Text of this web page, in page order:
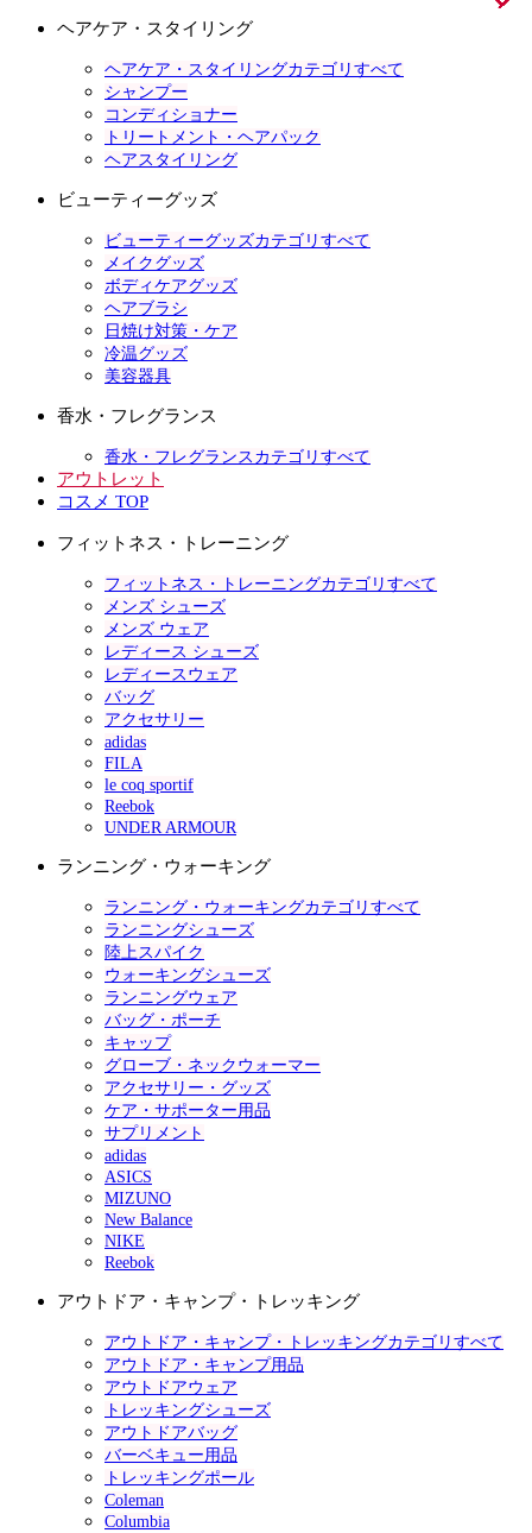
ヘアケア・スタイリング
ヘアケア・スタイリングカテゴリすべて
シャンプー
コンディショナー
トリートメント・ヘアパック
ヘアスタイリング
ビューティーグッズ
ビューティーグッズカテゴリすべて
メイクグッズ
ボディケアグッズ
ヘアブラシ
日焼け対策・ケア
冷温グッズ
美容器具
香水・フレグランス
香水・フレグランスカテゴリすべて
アウトレット
コスメ TOP
フィットネス・トレーニング
フィットネス・トレーニングカテゴリすべて
メンズ シューズ
メンズ ウェア
レディース シューズ
レディースウェア
バッグ
アクセサリー
adidas
FILA
le coq sportif
Reebok
UNDER ARMOUR
ランニング・ウォーキング
ランニング・ウォーキングカテゴリすべて
ランニングシューズ
陸上スパイク
ウォーキングシューズ
ランニングウェア
バッグ・ポーチ
キャップ
グローブ・ネックウォーマー
アクセサリー・グッズ
ケア・サポーター用品
サプリメント
adidas
ASICS
MIZUNO
New Balance
NIKE
Reebok
アウトドア・キャンプ・トレッキング
アウトドア・キャンプ・トレッキングカテゴリすべて
アウトドア・キャンプ用品
アウトドアウェア
トレッキングシューズ
アウトドアバッグ
バーベキュー用品
トレッキングポール
Coleman
Columbia